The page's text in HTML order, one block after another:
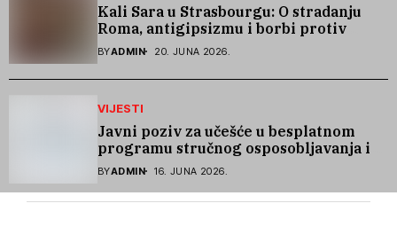
Kali Sara u Strasbourgu: O stradanju
Roma, antigipsizmu i borbi protiv
govora mržnje
BYADMIN 20. JUNA 2026.
VIJESTI
Javni poziv za učešće u besplatnom
programu stručnog osposobljavanja i
podrške pri zapošljavanju
BYADMIN 16. JUNA 2026.